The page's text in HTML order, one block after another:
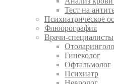
Тест на
Психиатрическое
Флюорография
Врачи-специалисты
Гинеколог
Офтальмолог
Психиатр